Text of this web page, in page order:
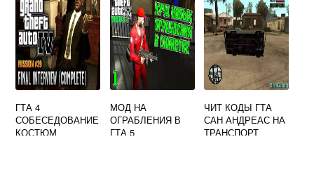
ГТА 4
СОБЕСЕДОВАНИЕ
КОСТЮМ
МОД НА
ОГРАБЛЕНИЯ В
ГТА 5
ЧИТ КОДЫ ГТА
САН АНДРЕАС НА
ТРАНСПОРТ